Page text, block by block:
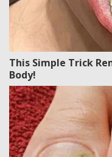
This Simple Trick
Body!